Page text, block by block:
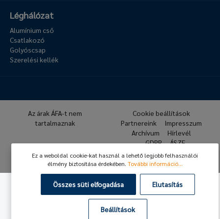
Léghálózat
Alumínium cső
Csatlakozó
Golyóscsap
Szerelési kellék
© 2026 Hafner Pneumatika
Az árak ÁFA-t nem
tartalmaznak
Cookie beállítások
Partnereink
Impresszum
Archívum
Hírlevél
GDPR
ÁSZF
Ez a weboldal cookie-kat használ a lehető legjobb felhasználói
élmény biztosítása érdekében. További információ...
Összes süti elfogadása Elutasítás
Beállítások